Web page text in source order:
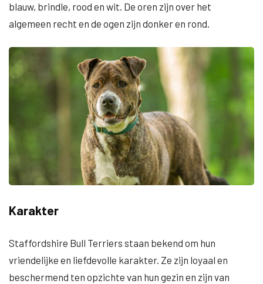
blauw, brindle, rood en wit. De oren zijn over het
algemeen recht en de ogen zijn donker en rond.
Karakter
Staffordshire Bull Terriers staan bekend om hun
vriendelijke en liefdevolle karakter. Ze zijn loyaal en
beschermend ten opzichte van hun gezin en zijn van